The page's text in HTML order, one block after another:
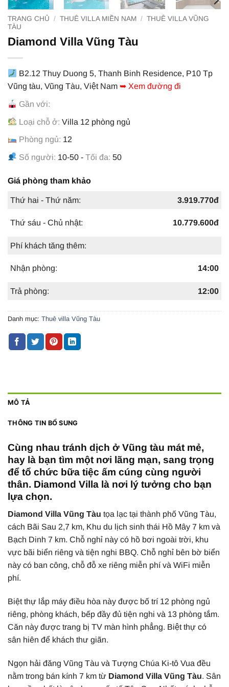
TRANG CHỦ / THUÊ VILLA MIỀN NAM / THUÊ VILLA VŨNG
TÀU
Diamond Villa Vũng Tàu
B2.12 Thuy Duong 5, Thanh Binh Residence, P10 Tp
Vũng tàu, Vũng Tàu, Việt Nam ➥ Xem đường đi
Gần với:
Loại chỗ ở: Villa 12 phòng ngủ
Phòng ngủ: 12
Số người: 10-50 -Tối đa: 50
Giá phòng tham khảo
Thứ hai - Thứ năm: 3.919.770đ
Thứ sáu - Chủ nhật: 10.779.600đ
Phí khách tăng thêm:
Nhận phòng: 14:00
Trả phòng: 12:00
Danh mục: Thuê villa Vũng Tàu
MÔ TẢ
THÔNG TIN BỔ SUNG
Cùng nhau tránh dịch ở Vũng tàu mát mẻ,
hay là bạn tìm một nơi lãng mạn, sang trọng
để tổ chức bữa tiệc ấm cúng cùng người
thân. Diamond Villa là nơi lý tưởng cho bạn
lựa chọn.
Diamond Villa Vũng Tàu tọa lạc tại thành phố Vũng Tàu,
cách Bãi Sau 2,7 km, Khu du lịch sinh thái Hồ Mây 7 km và
Bạch Dinh 7 km. Chỗ nghỉ này có hồ bơi ngoài trời, khu
vực bãi biển riêng và tiện nghi BBQ. Chỗ nghỉ bên bờ biển
này có ban công, chỗ đỗ xe riêng miễn phí và WiFi miễn
phí.
Biệt thự lắp máy điều hòa này được bố trí 12 phòng ngủ
riêng, phòng khách, bếp đầy đủ tiện nghi và 13 phòng tắm.
Căn này được trang bị TV màn hình phẳng. Biệt thự có
sân hiên để khách thư giãn.
Ngọn hải đăng Vũng Tàu và Tượng Chúa Ki-tô Vua đều
nằm trong bán kính 7 km từ Diamond Villa Vũng Tàu. Sân